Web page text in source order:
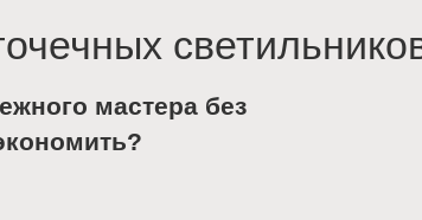
мастера без